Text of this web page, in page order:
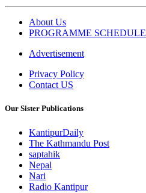
About Us
PROGRAMME SCHEDULE
Advertisement
Privacy Policy
Contact US
Our Sister Publications
KantipurDaily
The Kathmandu Post
saptahik
Nepal
Nari
Radio Kantipur